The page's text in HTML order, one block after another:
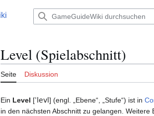
Level (Spielabschnitt)
Seite Diskussion
Ein Level [ˈlevl ] (engl. „Ebene“, „Stufe“) ist in
in den nächsten Abschnitt zu gelangen. Weitere